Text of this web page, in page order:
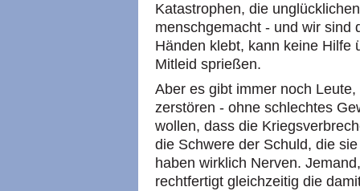
Katastrophen, die
menschgemacht - und wir sind
Händen klebt, kann keine Hilfe
Mitleid sprießen.
Aber es gibt immer noch
zerstören - ohne schlechtes
wollen, dass die
die Schwere der Schuld, die
haben wirklich Nerven.
rechtfertigt gleichzeitig die